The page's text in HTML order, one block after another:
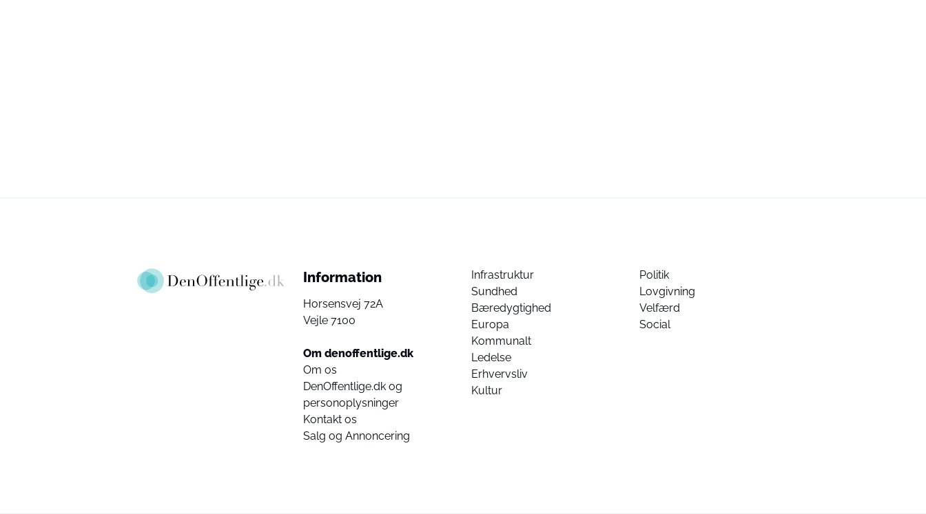
Information
Horsensvej 72A
Vejle 7100
Om denoffentlige.dk
Om os
DenOffentlige.dk og
personoplysninger
Kontakt os
Salg og Annoncering
Infrastruktur
Sundhed
Bæredygtighed
Europa
Kommunalt
Ledelse
Erhvervsliv
Kultur
Politik
Lovgivning
Velfærd
Social